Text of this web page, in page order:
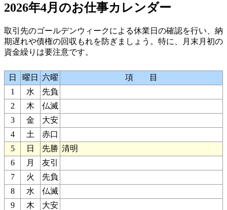
2026年4月のお仕事カレンダー
取引先のゴールデンウィークによる休業日の確認を行い、納
期遅れや債権の回収もれを防ぎましょう。特に、月末月初の
資金繰りは要注意です。
日 曜日 六曜
項 目
1
水
先負
2
木
仏滅
3
金
大安
4
土
赤口
5
日 先勝 清明
6
月
友引
7
火
先負
8
水
仏滅
9
木 大安